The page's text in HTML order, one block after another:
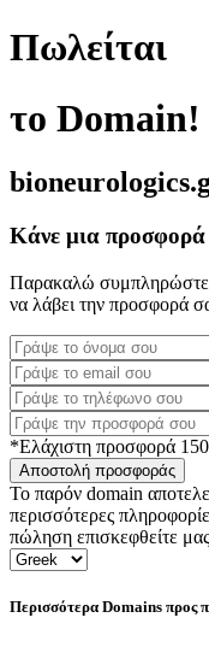
Πωλείται
το Domain!
Κάνε μια προσφορά
Παρακαλώ
να λάβει την προσφορά
*Ελάχιστη προσφορά
Αποστολή προσφοράς
Το παρόν domain
περισσότερες
πώληση επισκεφθείτε
Περισσότερα Domains προς